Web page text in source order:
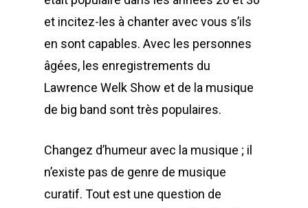
et incitez-les à chanter avec vous s’ils
en sont capables. Avec les personnes
âgées, les enregistrements du
Lawrence Welk Show et de la musique
de big band sont très populaires.
Changez d’humeur avec la musique ; il
n’existe pas de genre de musique
curatif. Tout est une question de